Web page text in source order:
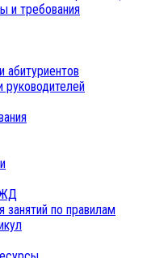
и требования
абитуриентов
руководителей
занятий по правилам